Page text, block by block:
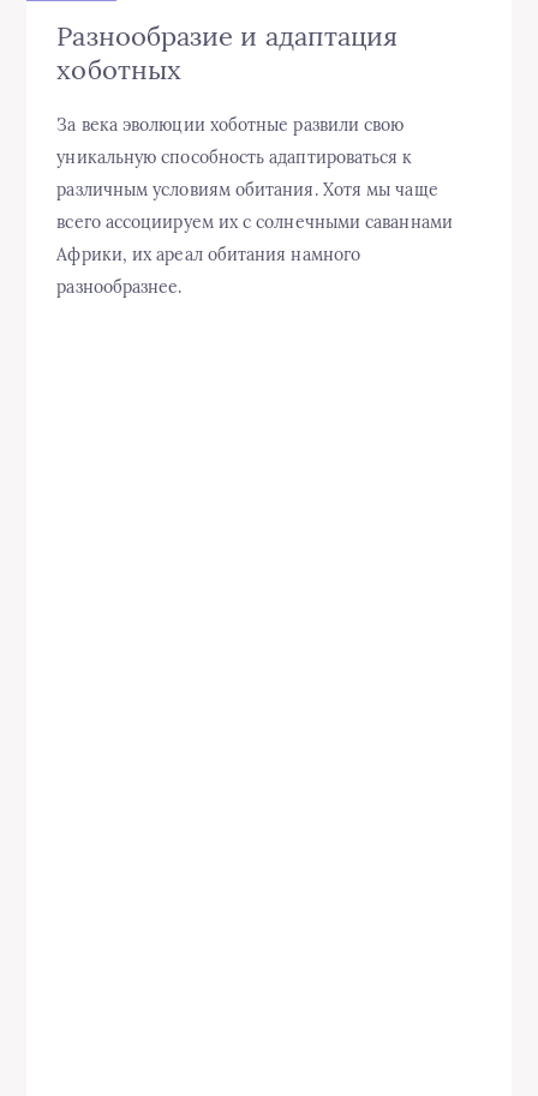
Разнообразие и адаптация
хоботных
За века эволюции хоботные развили свою
уникальную способность адаптироваться к
различным условиям обитания. Хотя мы чаще
всего ассоциируем их с солнечными саваннами
Африки, их ареал обитания намного
разнообразнее.